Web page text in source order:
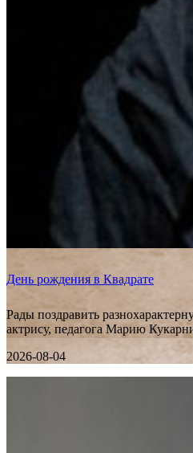
День рождения в Квадрате
Рады поздравить
актрису, педагога Марию
2026-08-04